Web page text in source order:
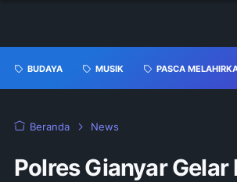
BUDAYA MUSIK PASCA
Beranda News
Polres Gianyar Gelar